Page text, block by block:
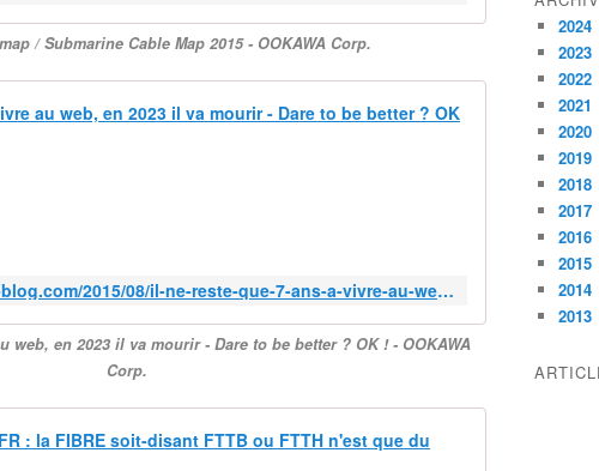
/ Submarine Cable Map 2015 - OOKAWA Corp.
Il ne reste
t
http://ookawa-corp.over-blog.com/2015/08/il-ne-reste-que-7-ans-a-vivre-au-web-en-2023-il-va-mourir-dare-to-be-better-ok.html
web, en 2023 il va mourir - Dare to be better ? OK ! - OOKAWA
Corp.
2024
2023
2022
2021
2020
2019
2018
2017
2016
2015
2014
2013